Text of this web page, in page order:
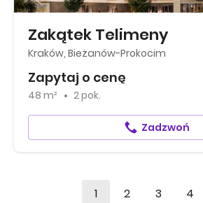
Zakątek Telimeny
Kraków, Bieżanów-Prokocim
Zapytaj o cenę
48 m² 2 pok.
Zadzwoń
1 2 3 4